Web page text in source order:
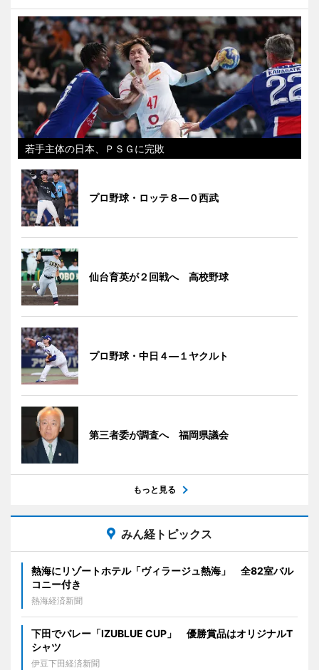
若手主体の日本、ＰＳＧに完敗
プロ野球・ロッテ８―０西武
仙台育英が２回戦へ 高校野球
プロ野球・中日４―１ヤクルト
第三者委が調査へ 福岡県議会
もっと見る
みん経トピックス
熱海にリゾートホテル「ヴィラージュ熱海」 全82室バル
コニー付き
熱海経済新聞
下田でバレー「IZUBLUE CUP」 優勝賞品はオリジナルT
シャツ
伊豆下田経済新聞